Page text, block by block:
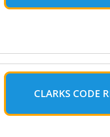
CLARKS CODE